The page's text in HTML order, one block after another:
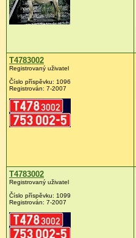
T4783002
Registrovaný uživatel
Číslo příspěvku: 1096
Registrován: 7-2007
T4783002
Registrovaný uživatel
Číslo příspěvku: 1099
Registrován: 7-2007